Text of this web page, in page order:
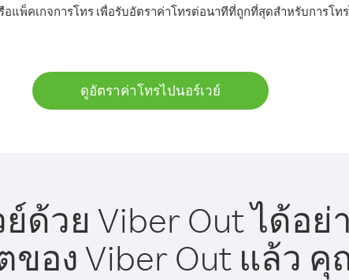
แพ็คเกจการโทร เพื่อรับอัตราค่าโทรต่อนาทีที่ถูกที่สุดสำหรับการโท
ดูอัตราค่าโทรไปนอร์เวย์
ด้วย Viber Out ได้อย่
อง Viber Out แล้ว